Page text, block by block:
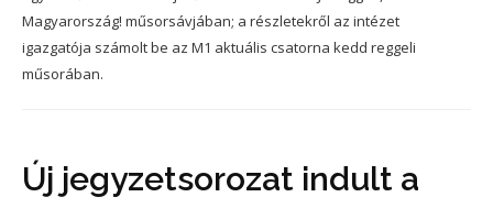
Magyarország! műsorsávjában; a részletekről az intézet
igazgatója számolt be az M1 aktuális csatorna kedd reggeli
műsorában.
Új jegyzetsorozat indult a